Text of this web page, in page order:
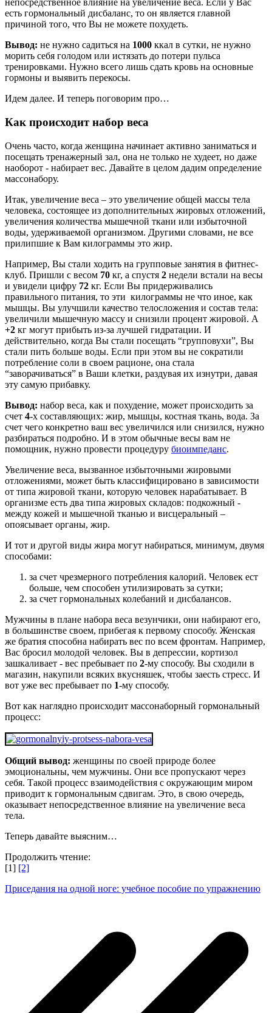
непосредственное влияние на увеличение веса. Если у Вас
есть гормональный дисбаланс, то он является главной
причиной того, что Вы не можете похудеть.
Вывод: не нужно садиться на 1000 ккал в сутки, не нужно
морить себя голодом или истязать до потери пульса
тренировками. Нужно всего лишь сдать кровь на основные
гормоны и выявить перекосы.
Идем далее. И теперь поговорим про…
Как происходит набор веса
Очень часто, когда женщина начинает активно заниматься и
посещать тренажерный зал, она не только не худеет, но даже
наоборот - набирает вес. Давайте в целом дадим определение
массонабору.
Итак, увеличение веса – это увеличение общей массы тела
человека, состоящее из дополнительных жировых отложений,
увеличения количества мышечной ткани или избыточной
воды, удерживаемой организмом. Другими словами, не все
прилипшие к Вам килограммы это жир.
Например, Вы стали ходить на групповые занятия в фитнес-
клуб. Пришли с весом 70 кг, а спустя 2 недели встали на весы
и увидели цифру 72 кг. Если Вы придерживались
правильного питания, то эти килограммы не что иное, как
мышцы. Вы улучшили качество телосложения и состав тела:
увеличили мышечную массу и снизили процент жировой. А
+2 кг могут прибыть из-за лучшей гидратации. И
действительно, когда Вы стали посещать “групповухи”, Вы
стали пить больше воды. Если при этом вы не сократили
потребление соли в своем рационе, она стала
“заворачиваться” в Ваши клетки, раздувая их изнутри, давая
эту самую прибавку.
Вывод: набор веса, как и похудение, может происходить за
счет 4-х составляющих: жир, мышцы, костная ткань, вода. За
счет чего конкретно ваш вес увеличился или снизился, нужно
разбираться подробно. И в этом обычные весы вам не
помощник, нужно провести процедуру биоимпеданс.
Увеличение веса, вызванное избыточными жировыми
отложениями, может быть классифицировано в зависимости
от типа жировой ткани, которую человек нарабатывает. В
организме есть два типа жировых складов: подкожный -
между кожей и мышечной тканью и висцеральный –
опоясывает органы, жир.
И тот и другой виды жира могут набираться, минимум, двумя
способами:
за счет чрезмерного потребления калорий. Человек ест
больше, чем способен утилизировать за сутки;
за счет гормональных колебаний и дисбалансов.
Мужчины в плане набора веса везунчики, они набирают его,
в большинстве своем, прибегая к первому способу. Женская
же братия способна набирать вес по всем фронтам. Например,
Вас бросил молодой человек. Вы в депрессии, кортизол
зашкаливает - вес пребывает по 2-му способу. Вы сходили в
магазин, накупили всяких вкусняшек, чтобы заесть стресс. И
вот уже вес пребывает по 1-му способу.
Вот как наглядно происходит массонаборный гормональный
процесс:
Общий вывод: женщины по своей природе более
эмоциональны, чем мужчины. Они все пропускают через
себя. Такой процесс взаимодействия с окружающим миром
приводит к гормональным сдвигам. Это, в свою очередь,
оказывает непосредственное влияние на увеличение веса
тела.
Теперь давайте выясним…
Продолжить чтение:
[1] [2]
Приседания на одной ноге: учебное пособие по упражнению